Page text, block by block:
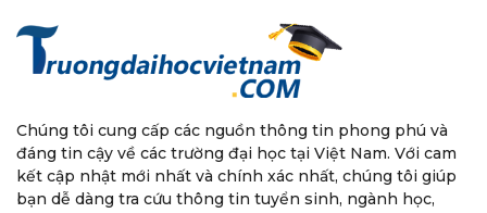
Chúng tôi cung cấp các nguồn thông tin phong phú và
đáng tin cậy về các trường đại học tại Việt Nam. Với cam
kết cập nhật mới nhất và chính xác nhất, chúng tôi giúp
bạn dễ dàng tra cứu thông tin tuyển sinh, ngành học,